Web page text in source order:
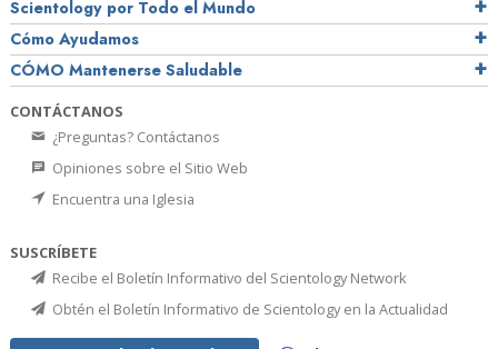
Scientology por Todo el Mundo
Cómo Ayudamos
CÓMO Mantenerse Saludable
CONTÁCTANOS
¿Preguntas? Contáctanos
Opiniones sobre el Sitio Web
Encuentra una Iglesia
SUSCRÍBETE
Recibe el Boletín Informativo del Scientology Network
Obtén el Boletín Informativo de Scientology en la Actualidad